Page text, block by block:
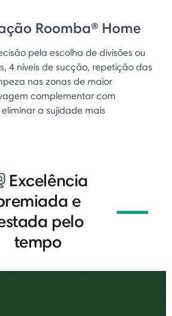
Roomba® Home
pela escolha de divisões ou
4 níveis de sucção, repetição das
nas zonas de maior
complementar com
a sujidade mais
Excelência
e
pelo
tempo